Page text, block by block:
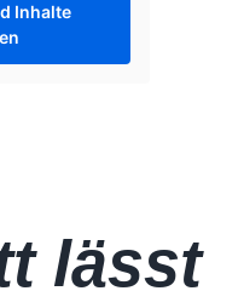
Inhalte
lässt